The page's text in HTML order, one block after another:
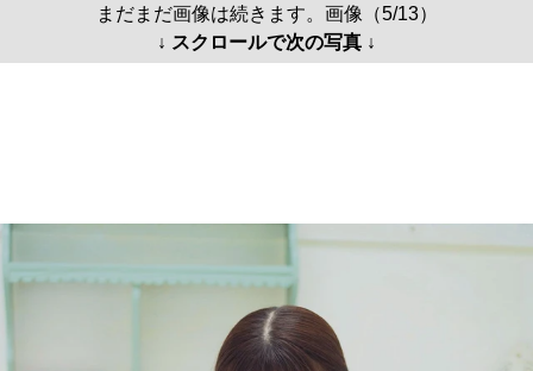
まだまだ画像は続きます。画像（5/13）
↓ スクロールで次の写真 ↓